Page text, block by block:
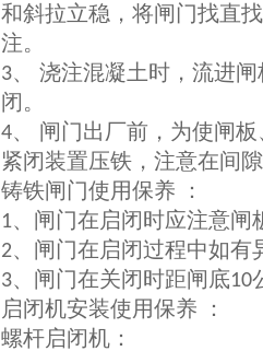
和斜拉立稳，将闸门找直
注。
3、 浇注混凝土时，流进
闭。
4、 闸门出厂前，为使闸
紧闭装置压铁，注意在间
铸铁闸门使用保养 ：
1、闸门在启闭时应注意闸
2、闸门在启闭过程中如有
3、闸门在关闭时距闸底10
启闭机安装使用保养 ：
螺杆启闭机：